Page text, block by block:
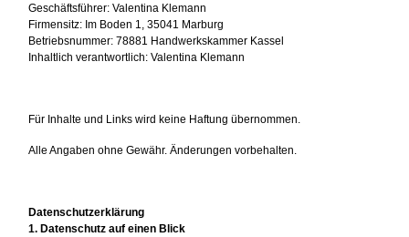
Geschäftsführer: Valentina Klemann
Firmensitz: Im Boden 1, 35041 Marburg
Betriebsnummer: 78881 Handwerkskammer Kassel
Inhaltlich verantwortlich: Valentina Klemann
Für Inhalte und Links wird keine Haftung übernommen.
Alle Angaben ohne Gewähr. Änderungen vorbehalten.
Datenschutzerklärung
1. Datenschutz auf einen Blick